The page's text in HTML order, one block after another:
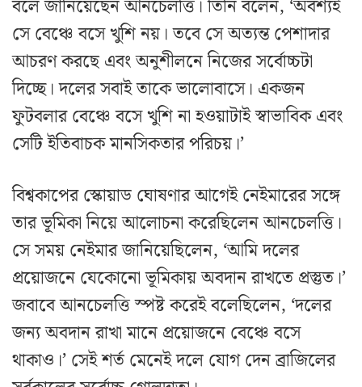
বলে জানিয়েছেন আনচেলত্তি। তিনি বলেন, ‘অবশ্যই
সে বেঞ্চে বসে খুশি নয়। তবে সে অত্যন্ত পেশাদার
আচরণ করছে এবং অনুশীলনে নিজের সর্বোচ্চটা
দিচ্ছে। দলের সবাই তাকে ভালোবাসে। একজন
ফুটবলার বেঞ্চে বসে খুশি না হওয়াটাই স্বাভাবিক এবং
সেটি ইতিবাচক মানসিকতার পরিচয়।’
বিশ্বকাপের স্কোয়াড ঘোষণার আগেই নেইমারের সঙ্গে
তার ভূমিকা নিয়ে আলোচনা করেছিলেন আনচেলত্তি।
সে সময় নেইমার জানিয়েছিলেন, ‘আমি দলের
প্রয়োজনে যেকোনো ভূমিকায় অবদান রাখতে প্রস্তুত।’
জবাবে আনচেলত্তি স্পষ্ট করেই বলেছিলেন, ‘দলের
জন্য অবদান রাখা মানে প্রয়োজনে বেঞ্চে বসে
থাকাও।’ সেই শর্ত মেনেই দলে যোগ দেন ব্রাজিলের